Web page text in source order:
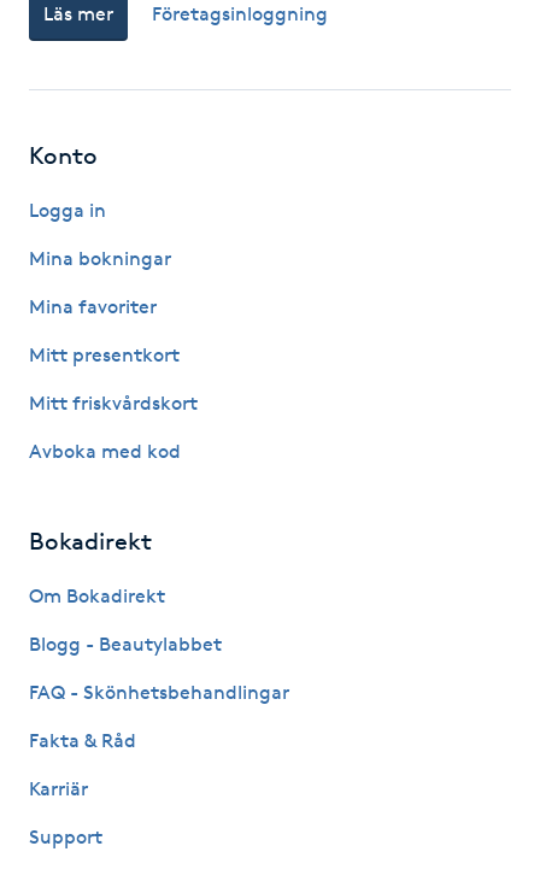
Friskvård
Frisör
Färgning
Föning
G
Gelenaglar
Gellack
Gravidmassage
Läs mer Företagsinloggning
Konto
Logga in
Mina bokningar
Mina favoriter
Mitt presentkort
Mitt friskvårdskort
Avboka med kod
Bokadirekt
Om Bokadirekt
Blogg - Beautylabbet
FAQ - Skönhetsbehandlingar
Fakta & Råd
Karriär
Support